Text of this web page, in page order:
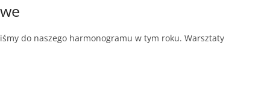
do naszego harmonogramu w tym roku. Warsztaty